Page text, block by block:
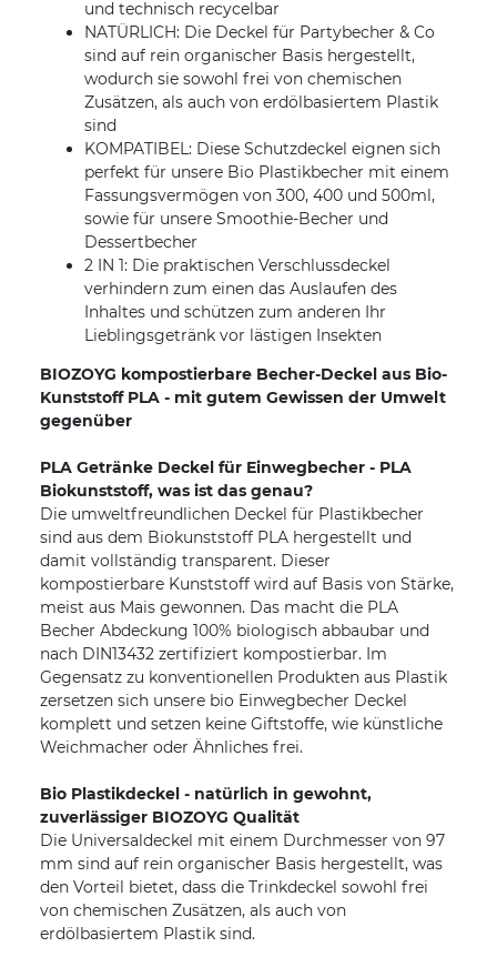
und technisch recycelbar
NATÜRLICH: Die Deckel für Partybecher & Co
sind auf rein organischer Basis hergestellt,
wodurch sie sowohl frei von chemischen
Zusätzen, als auch von erdölbasiertem Plastik
sind
KOMPATIBEL: Diese Schutzdeckel eignen sich
perfekt für unsere Bio Plastikbecher mit einem
Fassungsvermögen von 300, 400 und 500ml,
sowie für unsere Smoothie-Becher und
Dessertbecher
2 IN 1: Die praktischen Verschlussdeckel
verhindern zum einen das Auslaufen des
Inhaltes und schützen zum anderen Ihr
Lieblingsgetränk vor lästigen Insekten
BIOZOYG kompostierbare Becher-Deckel aus Bio-
Kunststoff PLA - mit gutem Gewissen der Umwelt
gegenüber
PLA Getränke Deckel für Einwegbecher - PLA
Biokunststoff, was ist das genau?
Die umweltfreundlichen Deckel für Plastikbecher
sind aus dem Biokunststoff PLA hergestellt und
damit vollständig transparent. Dieser
kompostierbare Kunststoff wird auf Basis von Stärke,
meist aus Mais gewonnen. Das macht die PLA
Becher Abdeckung 100% biologisch abbaubar und
nach DIN13432 zertifiziert kompostierbar. Im
Gegensatz zu konventionellen Produkten aus Plastik
zersetzen sich unsere bio Einwegbecher Deckel
komplett und setzen keine Giftstoffe, wie künstliche
Weichmacher oder Ähnliches frei.
Bio Plastikdeckel - natürlich in gewohnt,
zuverlässiger BIOZOYG Qualität
Die Universaldeckel mit einem Durchmesser von 97
mm sind auf rein organischer Basis hergestellt, was
den Vorteil bietet, dass die Trinkdeckel sowohl frei
von chemischen Zusätzen, als auch von
erdölbasiertem Plastik sind.